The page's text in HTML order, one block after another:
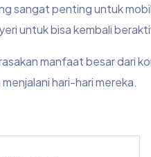
sangat penting untuk
untuk bisa kembali
manfaat besar dari
hari-hari mereka.